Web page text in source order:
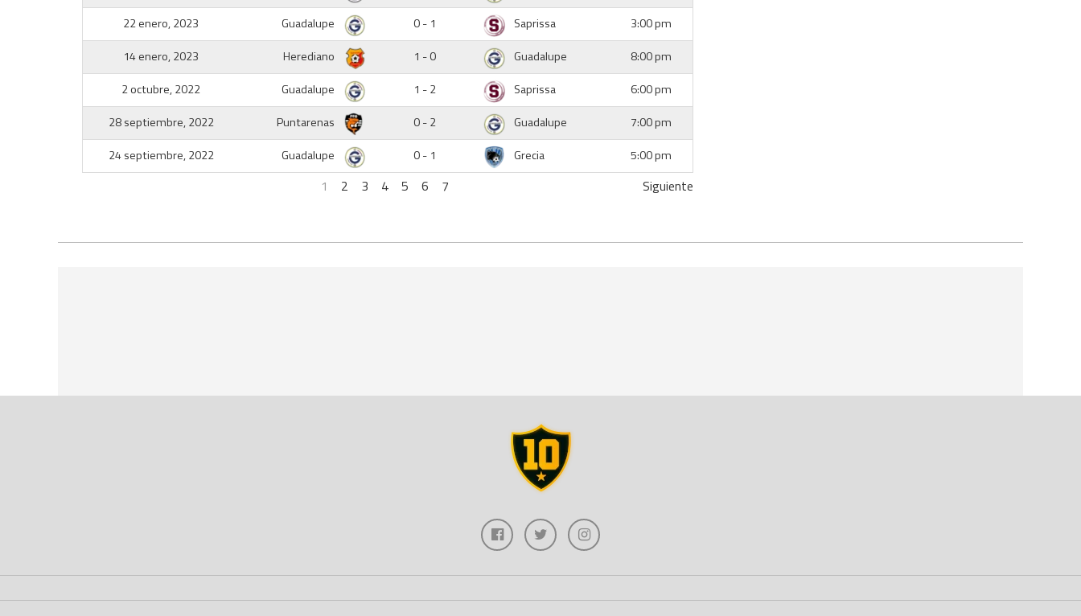
22 enero, 2023
Guadalupe 0 - 1 Saprissa
3:00 pm
14 enero, 2023
Herediano 1 - 0 Guadalupe
8:00 pm
2 octubre, 2022
Guadalupe 1 - 2 Saprissa
6:00 pm
28 septiembre, 2022
Puntarenas 0 - 2 Guadalupe
7:00 pm
24 septiembre, 2022
Guadalupe 0 - 1 Grecia 5:00 pm
1 2 3 4 5 6 7 Siguiente